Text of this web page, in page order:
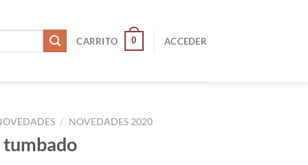
CARRITO 0 ACCEDER
/ NOVEDADES 2020
tumbado